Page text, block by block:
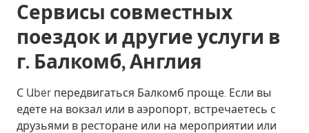
Сервисы совместных
поездок и другие услуги в
г. Балкомб, Англия
С Uber передвигаться Балкомб проще. Если вы
едете на вокзал или в аэропорт, встречаетесь с
друзьями в ресторане или на мероприятии или